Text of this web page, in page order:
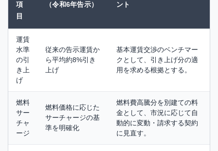
項
目
（令和6年告示）
ント
運賃
水準
の引
き上
げ
従来の告示運賃か
ら平均約8%引き
上げ
基本運賃交渉のベンチマー
クとして、引き上げ分の適
用を求める根拠とする。
燃料
サー
チャ
ージ
燃料価格に応じた
サーチャージの基
準を明確化
燃料費高騰分を別建ての料
金として、市況に応じて自
動的に変動・請求する契約
に見直す。